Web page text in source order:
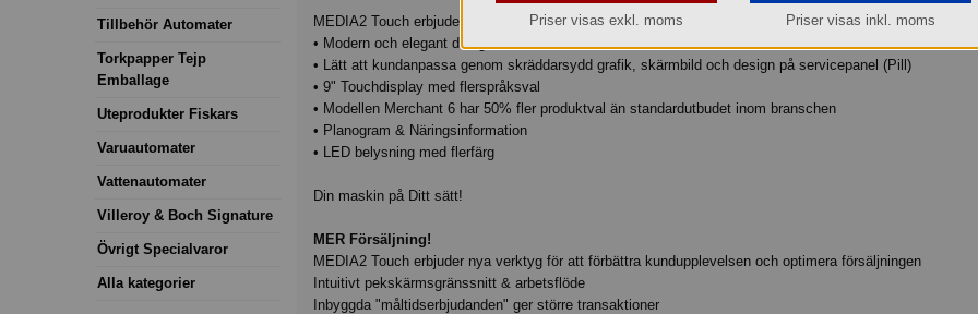
Tillbehör Automater
Torkpapper Tejp
Emballage
Uteprodukter Fiskars
Varuautomater
Vattenautomater
Villeroy & Boch Signature
Övrigt Specialvaror
Alla kategorier
MEDIA2 Touch erbjuder fler sätt att differentiera dina produkter och få nya kunder
• Modern och elegant design för att attrahera kunder
• Lätt att kundanpassa genom skräddarsydd grafik, skärmbild och design på servicepanel (Pill)
• 9" Touchdisplay med flerspråksval
• Modellen Merchant 6 har 50% fler produktval än standardutbudet inom branschen
• Planogram & Näringsinformation
• LED belysning med flerfärg
Din maskin på Ditt sätt!
MER Försäljning!
MEDIA2 Touch erbjuder nya verktyg för att förbättra kundupplevelsen och optimera försäljningen
Intuitivt pekskärmsgränssnitt & arbetsflöde
Inbyggda "måltidserbjudanden" ger större transaktioner
Priser visas exkl. moms Priser visas inkl. moms